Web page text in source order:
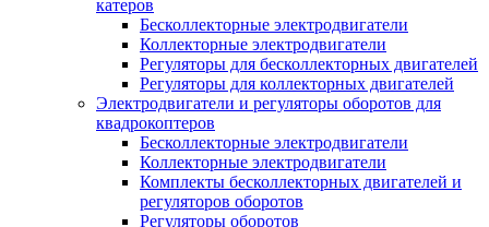
катеров
Бесколлекторные электродвигатели
Коллекторные электродвигатели
Регуляторы для бесколлекторных двигателей
Регуляторы для коллекторных двигателей
Электродвигатели и регуляторы оборотов для
квадрокоптеров
Бесколлекторные электродвигатели
Коллекторные электродвигатели
Комплекты бесколлекторных двигателей и
регуляторов оборотов
Регуляторы оборотов